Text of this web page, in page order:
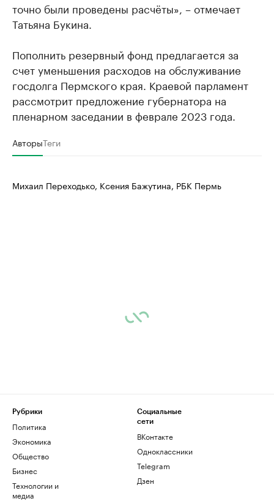
точно были проведены расчёты», – отмечает
Татьяна Букина.
Пополнить резервный фонд предлагается за
счет уменьшения расходов на обслуживание
госдолга Пермского края. Краевой парламент
рассмотрит предложение губернатора на
пленарном заседании в феврале 2023 года.
АвторыТеги
Михаил Переходько, Ксения Бажутина, РБК Пермь
Рубрики
Политика
Экономика
Общество
Бизнес
Технологии и
медиа
Социальные
сети
ВКонтакте
Одноклассники
Telegram
Дзен